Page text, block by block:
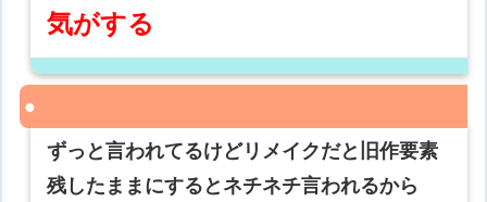
気がする
ずっと言われてるけどリメイクだと旧作要素
残したままにするとネチネチ言われるから